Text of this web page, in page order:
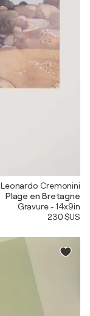
Leonardo Cremonini
Plage en Bretagne
Gravure - 14x9in
230 $US